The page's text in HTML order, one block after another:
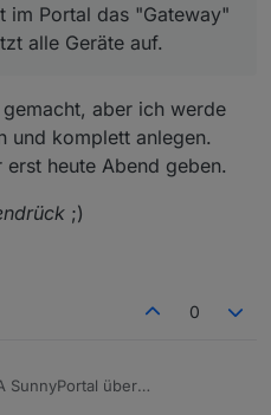
im Portal das "Gateway"
alle Geräte auf.
aber ich werde
und komplett anlegen.
heute Abend geben.
;)
0
SunnyPortal über